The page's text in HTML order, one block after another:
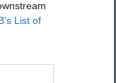
List of